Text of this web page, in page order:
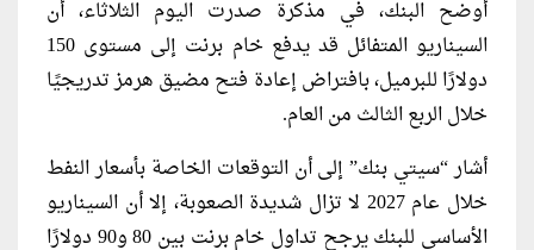
أوضح البنك، في مذكرة صدرت اليوم الثلاثاء، أن
السيناريو المتفائل قد يدفع خام برنت إلى مستوى 150
دولارًا للبرميل، بافتراض إعادة فتح مضيق هرمز تدريجيًا
خلال الربع الثالث من العام.
أشار “سيتي بنك” إلى أن التوقعات الخاصة بأسعار النفط
خلال عام 2027 لا تزال شديدة الصعوبة، إلا أن السيناريو
الأساسي للبنك يرجح تداول خام برنت بين 80 و90 دولارًا